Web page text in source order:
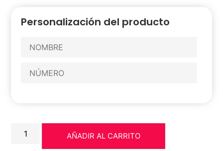
Personalización del producto
AÑADIR AL CARRITO